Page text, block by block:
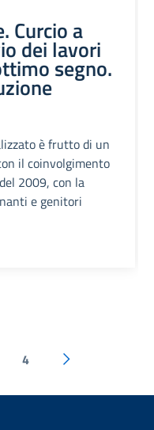
Curcio a
dei lavori
segno.
è frutto di un
il coinvolgimento
2009, con la
e genitori
4